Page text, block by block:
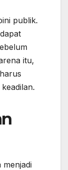
publik.
itu,
menjadi